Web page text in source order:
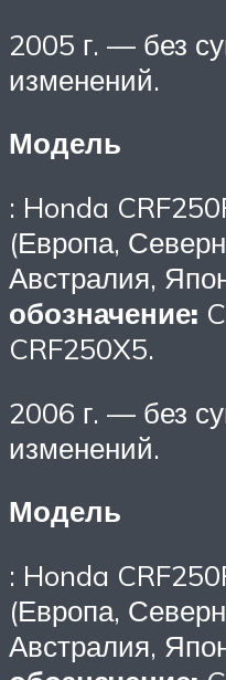
2005 г. — без
изменений.
Модель
: Honda
(Европа,
Австралия,
обозначение:
CRF250X5.
2006 г. — без
изменений.
Модель
: Honda
(Европа,
Австралия,